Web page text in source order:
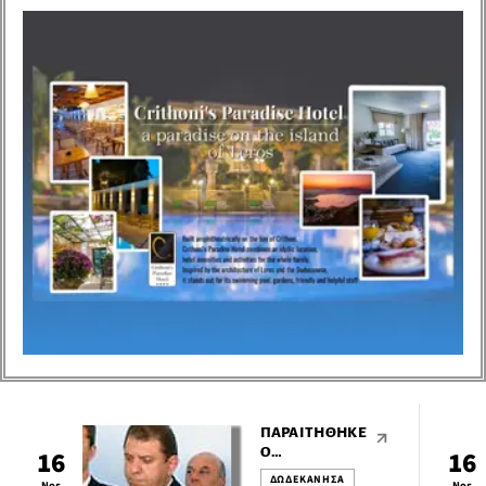
Περιφέρεια νοτίου Αιγαίου,
ανακοίνωση: Οι στιγμές
είναι κρίσιμες για τη χώρα
καθώς η συντριπτική
πλειοψηφία του ελληνικού
λαού υφίσταται τις
καταστροφικές συνέπειες
της ακολουθούμενης από
την συγκυβέρνηση
πολιτικής.
16
ΠΑΡΑΙΤΉΘΗΚΕ
Ο
ΛΙΜΕΝΆΡΧΗΣ
ΔΩΔΕΚΑΝΗΣΑ 16